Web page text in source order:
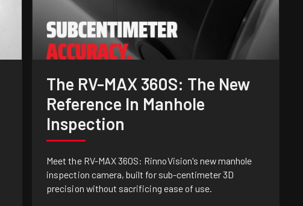
The RV-MAX 360S: The New
Reference In Manhole
Inspection
Meet the RV-MAX 360S: RinnoVision's new manhole
inspection camera, built for sub-centimeter 3D
precision without sacrificing ease of use.